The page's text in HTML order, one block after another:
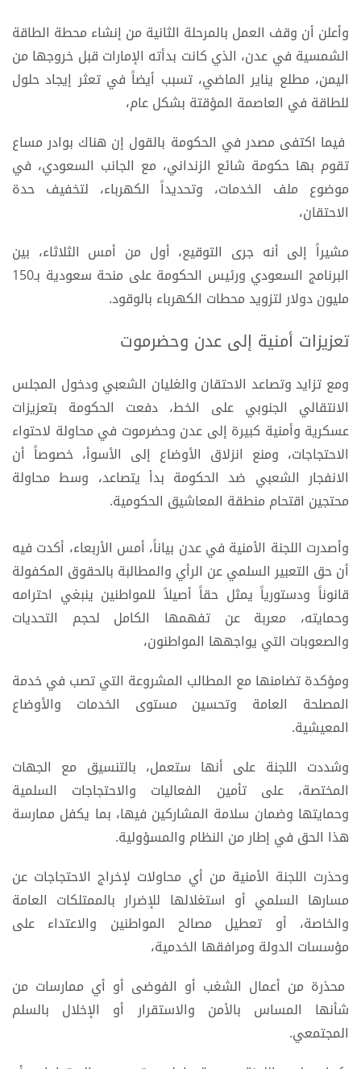
وأعلن أن وقف العمل بالمرحلة الثانية من إنشاء محطة الطاقة
الشمسية في عدن، الذي كانت بدأته الإمارات قبل خروجها من
اليمن، مطلع يناير الماضي، تسبب أيضاً في تعثر إيجاد حلول
للطاقة في العاصمة المؤقتة بشكل عام،
فيما اكتفى مصدر في الحكومة بالقول إن هناك بوادر مساع
تقوم بها حكومة شائع الزنداني، مع الجانب السعودي، في
موضوع ملف الخدمات، وتحديداً الكهرباء، لتخفيف حدة
الاحتقان،
مشيراً إلى أنه جرى التوقيع، أول من أمس الثلاثاء، بين
البرنامج السعودي ورئيس الحكومة على منحة سعودية بـ150
مليون دولار لتزويد محطات الكهرباء بالوقود.
تعزيزات أمنية إلى عدن وحضرموت
ومع تزايد وتصاعد الاحتقان والغليان الشعبي ودخول المجلس
الانتقالي الجنوبي على الخط، دفعت الحكومة بتعزيزات
عسكرية وأمنية كبيرة إلى عدن وحضرموت في محاولة لاحتواء
الاحتجاجات، ومنع انزلاق الأوضاع إلى الأسوأ، خصوصاً أن
الانفجار الشعبي ضد الحكومة بدأ يتصاعد، وسط محاولة
محتجين اقتحام منطقة المعاشيق الحكومية.
وأصدرت اللجنة الأمنية في عدن بياناً، أمس الأربعاء، أكدت فيه
أن حق التعبير السلمي عن الرأي والمطالبة بالحقوق المكفولة
قانوناً ودستورياً يمثل حقاً أصيلاً للمواطنين ينبغي احترامه
وحمايته، معربة عن تفهمها الكامل لحجم التحديات
والصعوبات التي يواجهها المواطنون،
ومؤكدة تضامنها مع المطالب المشروعة التي تصب في خدمة
المصلحة العامة وتحسين مستوى الخدمات والأوضاع
المعيشية.
وشددت اللجنة على أنها ستعمل، بالتنسيق مع الجهات
المختصة، على تأمين الفعاليات والاحتجاجات السلمية
وحمايتها وضمان سلامة المشاركين فيها، بما يكفل ممارسة
هذا الحق في إطار من النظام والمسؤولية.
وحذرت اللجنة الأمنية من أي محاولات لإخراج الاحتجاجات عن
مسارها السلمي أو استغلالها للإضرار بالممتلكات العامة
والخاصة، أو تعطيل مصالح المواطنين والاعتداء على
مؤسسات الدولة ومرافقها الخدمية،
محذرة من أعمال الشغب أو الفوضى أو أي ممارسات من
شأنها المساس بالأمن والاستقرار أو الإخلال بالسلم
المجتمعي.